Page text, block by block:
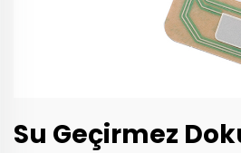
Su Geçirmez